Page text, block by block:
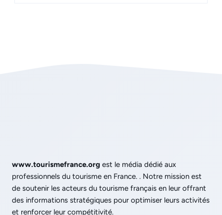
www.tourismefrance.org est le média dédié aux
professionnels du tourisme en France. . Notre mission est
de soutenir les acteurs du tourisme français en leur offrant
des informations stratégiques pour optimiser leurs activités
et renforcer leur compétitivité.